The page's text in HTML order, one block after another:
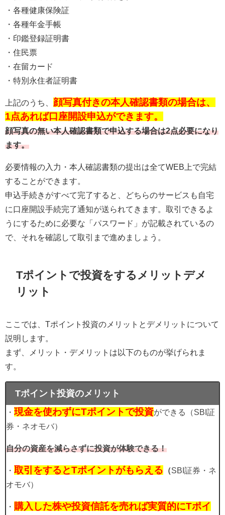
・各種健康保険証
・各種年金手帳
・印鑑登録証明書
・住民票
・在留カード
・特別永住者証明書
上記のうち、 顔写真付きの本人確認書類の場合は、
1点あれば口座開設申込ができます。
顔写真の無い本人確認書類で申込する場合は2点必要になり
ます。
必要情報の入力・本人確認書類の提出は全てWEB上で完結
することができます。
申込手続きがすべて完了すると、どちらのサービスも自宅
に口座開設手続完了通知が送られてきます。取引できるよ
うにするために必要な「パスワード」が記載されているの
で、それを確認して取引まで進めましょう。
Tポイントで投資をするメリットデメ
リット
ここでは、Tポイント投資のメリットとデメリットについて
説明します。
まず、メリット・デメリットは以下のものが挙げられま
す。
Tポイント投資のメリット
・ 現金を使わずにTポイントで投資ができる（SBI証
券・ネオモバ）
自分の資産を減らさずに投資が体験できる！
・ 取引をするとTポイントがもらえる （SBI証券・ネ
オモバ）
・ 購入した株や投資信託を売れば実質的にTポイ